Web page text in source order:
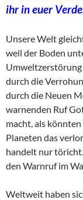
ihr in euer
Unsere Welt
weil der Boden
Umweltzerstörung
durch die
durch die Neuen
warnenden Ruf
macht, als
Planeten das
handelt nur
den Warnruf im
Weltweit haben